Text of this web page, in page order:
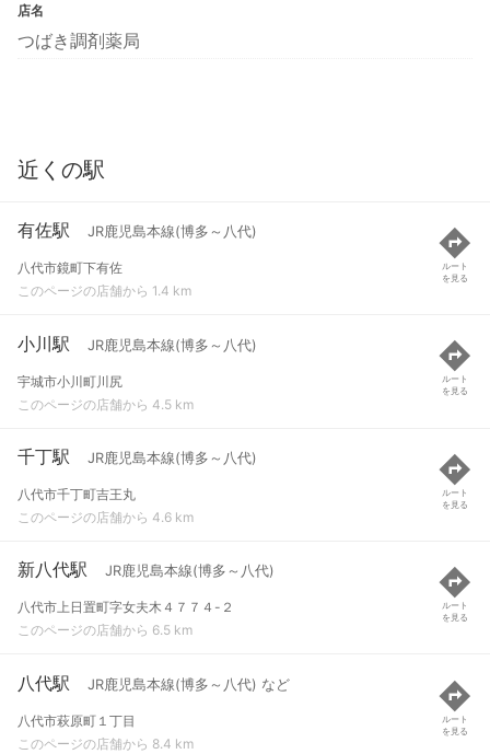
店名
つばき調剤薬局
近くの駅
有佐駅 JR鹿児島本線(博多～八代)
八代市鏡町下有佐
このページの店舗から 1.4 km
ルート
を見る
小川駅 JR鹿児島本線(博多～八代)
宇城市小川町川尻
このページの店舗から 4.5 km
ルート
を見る
千丁駅 JR鹿児島本線(博多～八代)
八代市千丁町吉王丸
このページの店舗から 4.6 km
ルート
を見る
新八代駅 JR鹿児島本線(博多～八代)
八代市上日置町字女夫木４７７４-２
このページの店舗から 6.5 km
ルート
を見る
八代駅 JR鹿児島本線(博多～八代) など
八代市萩原町１丁目
このページの店舗から 8.4 km
ルート
を見る